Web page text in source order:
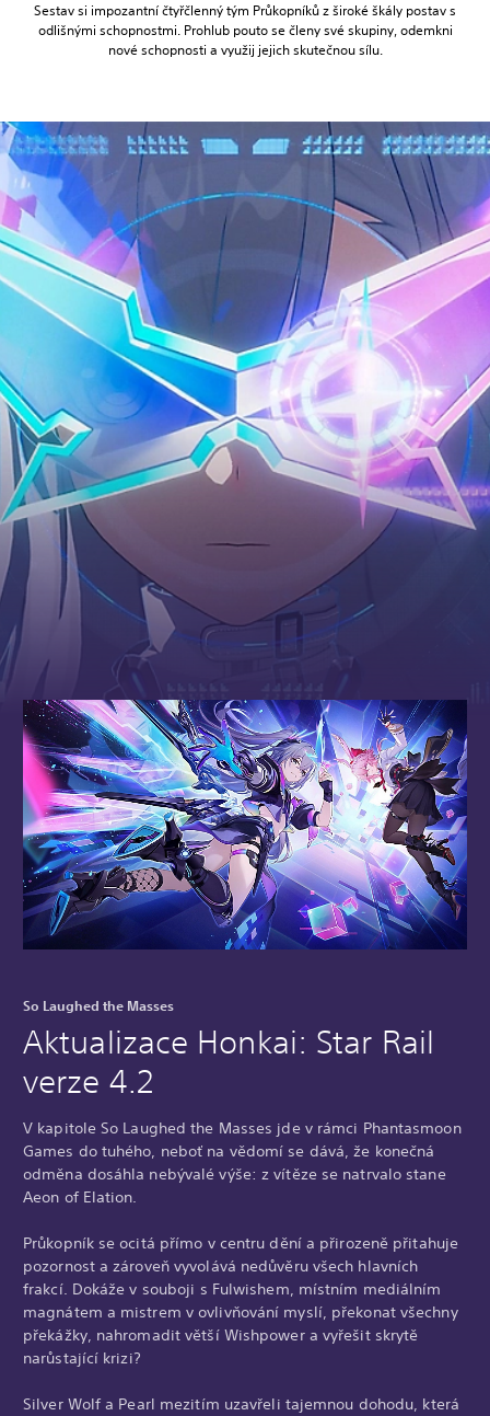
Sestav si impozantní čtyřčlenný tým Průkopníků z široké škály postav s
odlišnými schopnostmi. Prohlub pouto se členy své skupiny, odemkni
nové schopnosti a využij jejich skutečnou sílu.
So Laughed the Masses
Aktualizace Honkai: Star Rail
verze 4.2
V kapitole So Laughed the Masses jde v rámci Phantasmoon
Games do tuhého, neboť na vědomí se dává, že konečná
odměna dosáhla nebývalé výše: z vítěze se natrvalo stane
Aeon of Elation.
Průkopník se ocitá přímo v centru dění a přirozeně přitahuje
pozornost a zároveň vyvolává nedůvěru všech hlavních
frakcí. Dokáže v souboji s Fulwishem, místním mediálním
magnátem a mistrem v ovlivňování myslí, překonat všechny
překážky, nahromadit větší Wishpower a vyřešit skrytě
narůstající krizi?
Silver Wolf a Pearl mezitím uzavřeli tajemnou dohodu, která